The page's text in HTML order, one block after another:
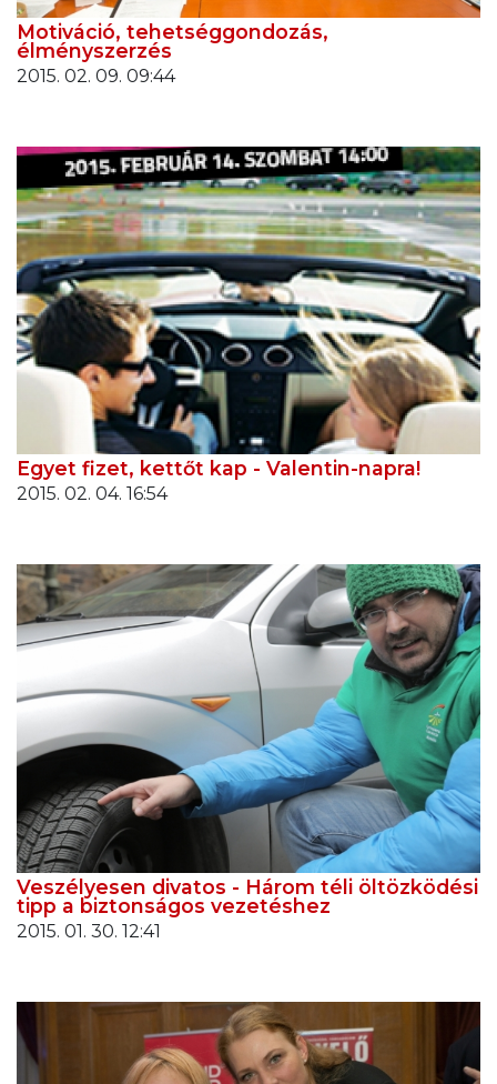
Motiváció, tehetséggondozás,
élményszerzés
2015. 02. 09. 09:44
Egyet fizet, kettőt kap - Valentin-napra!
2015. 02. 04. 16:54
Veszélyesen divatos - Három téli öltözködési
tipp a biztonságos vezetéshez
2015. 01. 30. 12:41